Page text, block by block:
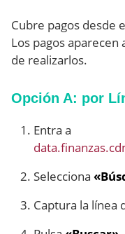
Cubre pagos desde
Los pagos aparecen
de realizarlos.
Opción A: por
Entra a
Selecciona
Captura la línea